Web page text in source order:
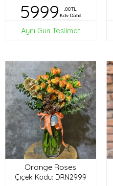
5999
,00TL
Kdv Dahil
Aynı Gün Teslimat
Orange Roses
Çiçek Kodu: DRN2999